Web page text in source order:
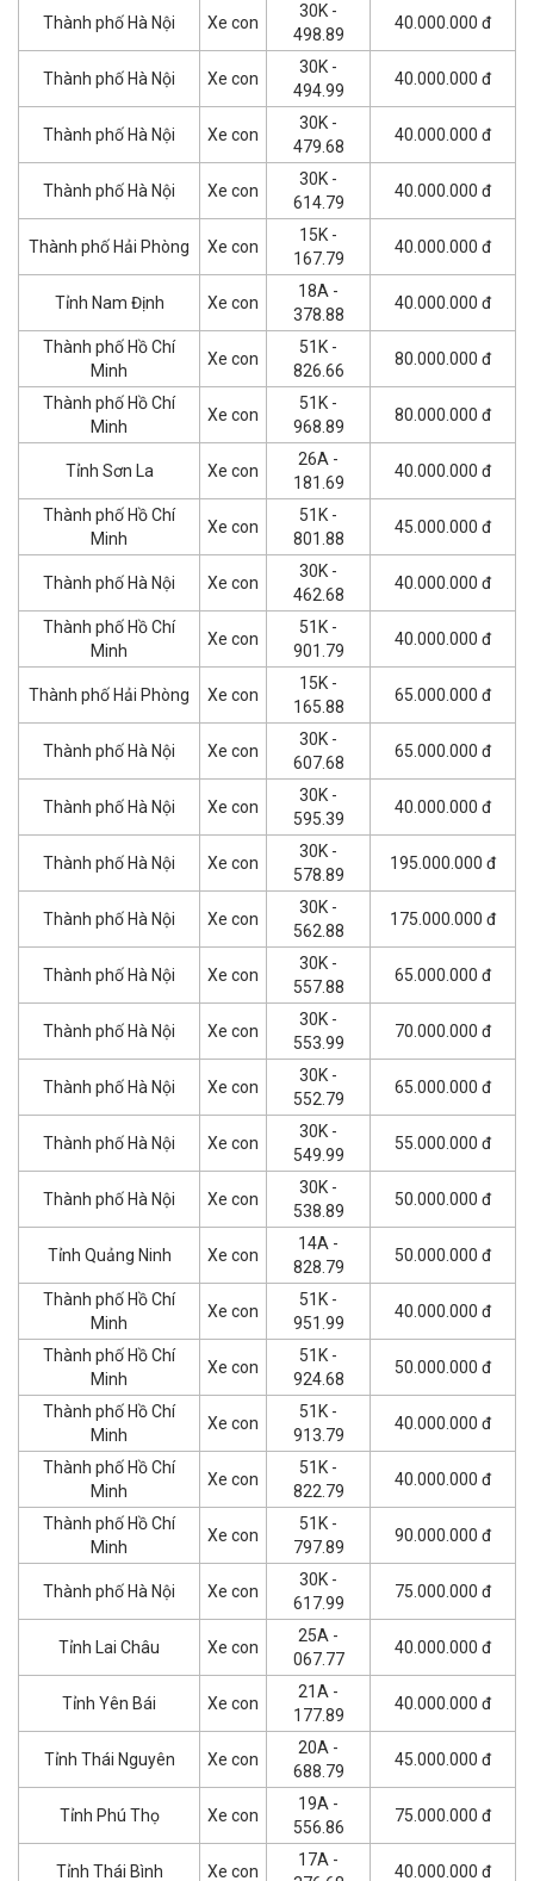
Thành phố Hà Nội Xe con
30K -
498.89
40.000.000 đ
Thành phố Hà Nội Xe con
30K -
494.99
40.000.000 đ
Thành phố Hà Nội Xe con
30K -
479.68
40.000.000 đ
Thành phố Hà Nội Xe con
30K -
614.79
40.000.000 đ
Thành phố Hải Phòng Xe con
15K -
167.79
40.000.000 đ
Tỉnh Nam Định Xe con
18A -
378.88
40.000.000 đ
Thành phố Hồ Chí
Minh
Xe con
51K -
826.66
80.000.000 đ
Thành phố Hồ Chí
Minh
Xe con
51K -
968.89
80.000.000 đ
Tỉnh Sơn La Xe con
26A -
181.69
40.000.000 đ
Thành phố Hồ Chí
Minh
Xe con
51K -
801.88
45.000.000 đ
Thành phố Hà Nội Xe con
30K -
462.68
40.000.000 đ
Thành phố Hồ Chí
Minh
Xe con
51K -
901.79
40.000.000 đ
Thành phố Hải Phòng Xe con
15K -
165.88
65.000.000 đ
Thành phố Hà Nội Xe con
30K -
607.68
65.000.000 đ
Thành phố Hà Nội Xe con
30K -
595.39
40.000.000 đ
Thành phố Hà Nội Xe con
30K -
578.89
195.000.000 đ
Thành phố Hà Nội Xe con
30K -
562.88
175.000.000 đ
Thành phố Hà Nội Xe con
30K -
557.88
65.000.000 đ
Thành phố Hà Nội Xe con
30K -
553.99
70.000.000 đ
Thành phố Hà Nội Xe con
30K -
552.79
65.000.000 đ
Thành phố Hà Nội Xe con
30K -
549.99
55.000.000 đ
Thành phố Hà Nội Xe con
30K -
538.89
50.000.000 đ
Tỉnh Quảng Ninh Xe con
14A -
828.79
50.000.000 đ
Thành phố Hồ Chí
Minh
Xe con
51K -
951.99
40.000.000 đ
Thành phố Hồ Chí
Minh
Xe con
51K -
924.68
50.000.000 đ
Thành phố Hồ Chí
Minh
Xe con
51K -
913.79
40.000.000 đ
Thành phố Hồ Chí
Minh
Xe con
51K -
822.79
40.000.000 đ
Thành phố Hồ Chí
Minh
Xe con
51K -
797.89
90.000.000 đ
Thành phố Hà Nội Xe con
30K -
617.99
75.000.000 đ
Tỉnh Lai Châu Xe con
25A -
067.77
40.000.000 đ
Tỉnh Yên Bái Xe con
21A -
177.89
40.000.000 đ
Tỉnh Thái Nguyên Xe con
20A -
688.79
45.000.000 đ
Tỉnh Phú Thọ Xe con
19A -
556.86
75.000.000 đ
Tỉnh Thái Bình Xe con
17A -
40.000.000 đ